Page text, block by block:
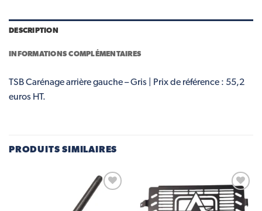
DESCRIPTION
INFORMATIONS COMPLÉMENTAIRES
TSB Carénage arrière gauche – Gris | Prix de référence : 55,2
euros HT.
PRODUITS SIMILAIRES
Add to
wishlist